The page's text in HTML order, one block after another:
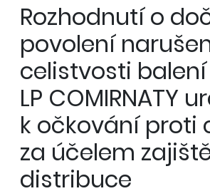
Rozhodnutí o
povolení
celistvosti balení
LP COMIRNATY
k očkování proti
za účelem
distribuce